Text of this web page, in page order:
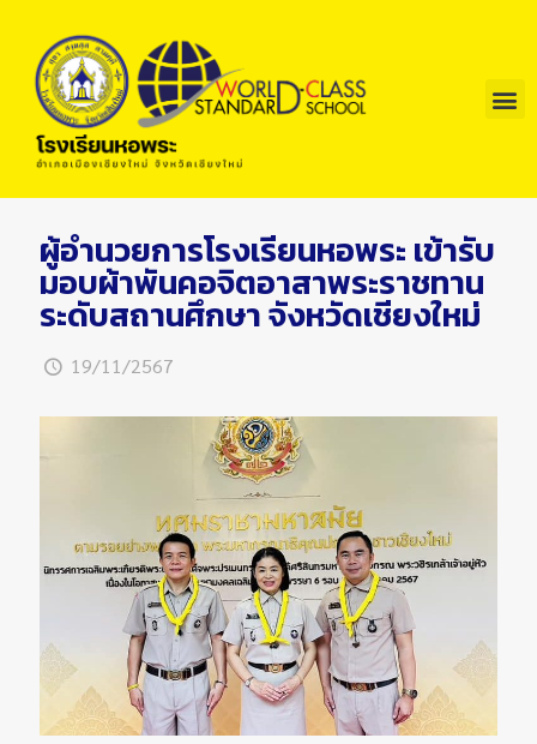
ผู้อำนวยการโรงเรียนหอพระ เข้ารับ
มอบผ้าพันคอจิตอาสาพระราชทาน
ระดับสถานศึกษา จังหวัดเชียงใหม่
19/11/2567